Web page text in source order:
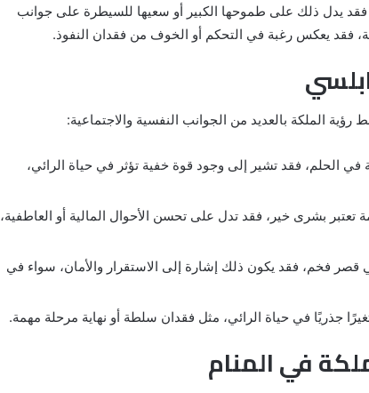
فقد يدل ذلك على طموحها الكبير أو سعيها للسيطرة على جوانب
فقد يعكس رغبة في التحكم أو الخوف من فقدان النفوذ.
الملكة بالعديد من الجوانب النفسية والاجتماعية:
الحلم، فقد تشير إلى وجود قوة خفية تؤثر في حياة الرائي،
تعتبر بشرى خير، فقد تدل على تحسن الأحوال المالية أو العاطفية،
قصر فخم، فقد يكون ذلك إشارة إلى الاستقرار والأمان، سواء في
جذريًا في حياة الرائي، مثل فقدان سلطة أو نهاية مرحلة مهمة.
في المنام